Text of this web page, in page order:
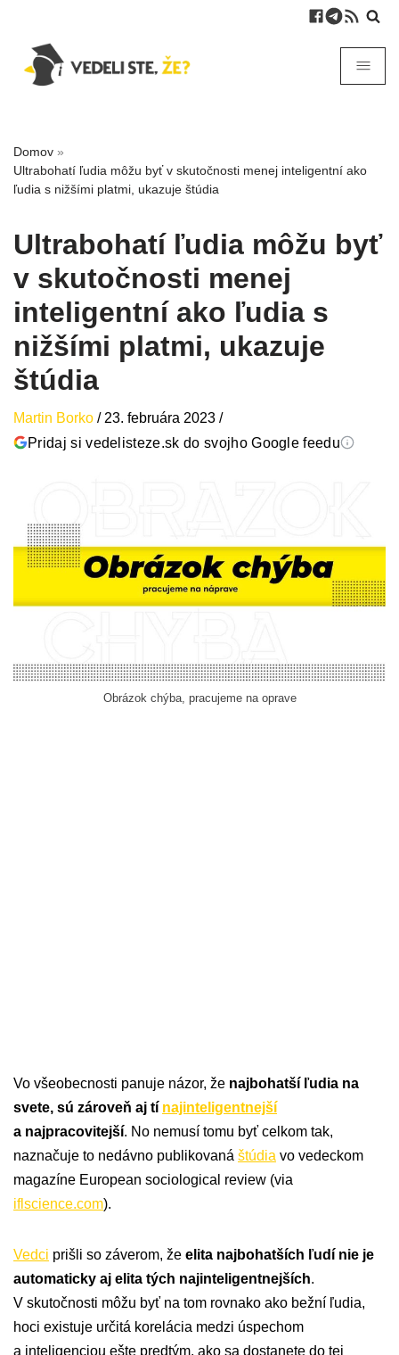
Domov »
Ultrabohatí ľudia môžu byť v skutočnosti menej inteligentní ako
ľudia s nižšími platmi, ukazuje štúdia
Ultrabohatí ľudia môžu byť
v skutočnosti menej
inteligentní ako ľudia s
nižšími platmi, ukazuje
štúdia
Martin Borko / 23. februára 2023 /
Pridaj si vedelisteze.sk do svojho Google feedu
Obrázok chýba, pracujeme na oprave
Vo všeobecnosti panuje názor, že najbohatší ľudia na
svete, sú zároveň aj tí najinteligentnejší
a najpracovitejší. No nemusí tomu byť celkom tak,
naznačuje to nedávno publikovaná štúdia vo vedeckom
magazíne European sociological review (via
iflscience.com).
Vedci prišli so záverom, že elita najbohatších ľudí nie je
automaticky aj elita tých najinteligentnejších.
V skutočnosti môžu byť na tom rovnako ako bežní ľudia,
hoci existuje určitá korelácia medzi úspechom
a inteligenciou ešte predtým, ako sa dostanete do tej